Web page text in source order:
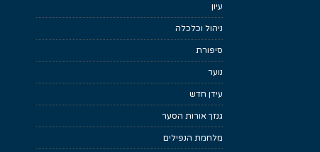
עיון
ניהול וכלכלה
סיפורת
נוער
עידן חדש
גנזך אורות הסער
מלחמת הנפילים